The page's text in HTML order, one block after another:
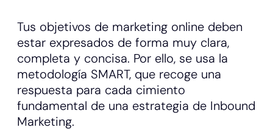
Tus objetivos de marketing online deben
estar expresados de forma muy clara,
completa y concisa. Por ello, se usa la
metodología SMART, que recoge una
respuesta para cada cimiento
fundamental de una estrategia de Inbound
Marketing.